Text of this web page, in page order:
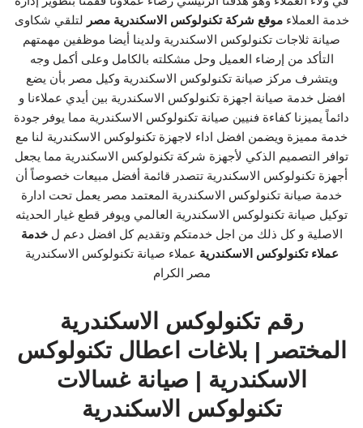
خدمة العملاءموقع شركة تكنولوكس الاسكندرية مصر لتلقي شكاوى
صيانة ثلاجات تكنولوكس الاسكندرية ولدينا أيضا موظفين مهمتهم
التأكد من إرضاء العميل وحل مشكلته بالكامل وعلى أكمل وجه
ويتشرف مركز صيانة تكنولوكس الاسكندرية وكيل مصر بأن يضع
افضل خدمة صيانة اجهزة تكنولوكس الاسكندرية بين أيدي عملاءنا و
دائماً يميزنا كفاءة فنيين صيانة تكنولوكس الاسكندرية مما يوفر جودة
خدمة مميزة ويضمن افضل اداء لاجهزة تكنولوكس الاسكندرية لنا مع
توافر التصميم الذكي لأجهزة شركة تكنولوكس الاسكندرية مما يجعل
أجهزة تكنولوكس الاسكندرية تتصدر قائمة أفضل مبيعات خصوصاً أن
خدمة صيانة تكنولوكس الاسكندرية المعتمد مصر يعمل تحت ادارة
توكيل صيانة تكنولوكس الاسكندرية العالمي ويوفر قطع غيار الحديثه
الاصلية و كل ذلك من اجل خدمتكم وتقديم كل افضل دعم لخدمة
عملاء تكنولوكس الاسكندرية عملاء صيانة تكنولوكس الاسكندرية
مصر الكرام
رقم تكنولوكس الاسكندرية
المختصر | بلاغات اعطال تكنولوكس
الاسكندرية | صيانة غسالات
تكنولوكس الاسكندرية